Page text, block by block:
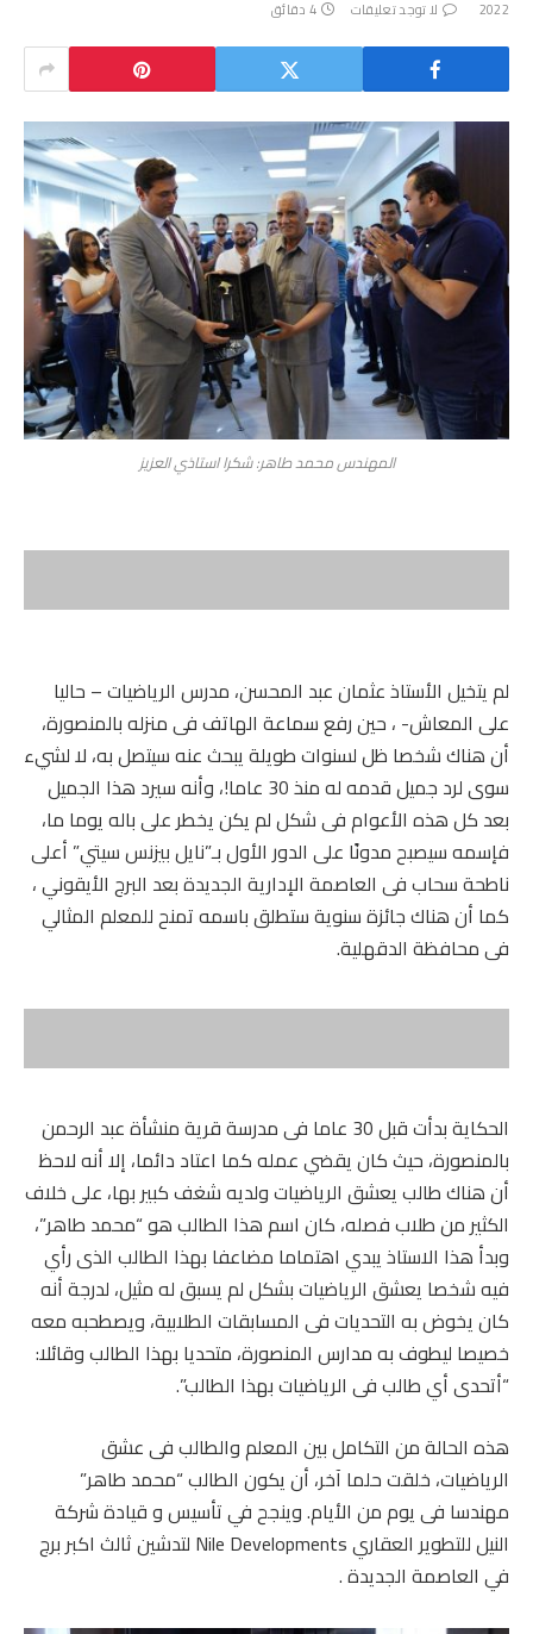
2022
لا توجد تعليقات 4 دقائق
المهندس محمد طاهر: شكرا استاذي العزيز
لم يتخيل الأستاذ عثمان عبد المحسن، مدرس الرياضيات – حاليا
على المعاش- ، حين رفع سماعة الهاتف فى منزله بالمنصورة،
أن هناك شخصا ظل لسنوات طويلة يبحث عنه سيتصل به، لا لشيء
سوى لرد جميل قدمه له منذ 30 عاما!، وأنه سيرد هذا الجميل
بعد كل هذه الأعوام فى شكل لم يكن يخطر على باله يوما ما،
فإسمه سيصبح مدونًا على الدور الأول بـ”نايل بيزنس سيتي” أعلى
ناطحة سحاب فى العاصمة الإدارية الجديدة بعد البرج الأيقوني ،
كما أن هناك جائزة سنوية ستطلق باسمه تمنح للمعلم المثالي
فى محافظة الدقهلية.
الحكاية بدأت قبل 30 عاما فى مدرسة قرية منشأة عبد الرحمن
بالمنصورة، حيث كان يقضي عمله كما اعتاد دائما، إلا أنه لاحظ
أن هناك طالب يعشق الرياضيات ولديه شغف كبير بها، على خلاف
الكثير من طلاب فصله، كان اسم هذا الطالب هو “محمد طاهر”،
وبدأ هذا الاستاذ يبدي اهتماما مضاعفا بهذا الطالب الذى رأي
فيه شخصا يعشق الرياضيات بشكل لم يسبق له مثيل، لدرجة أنه
كان يخوض به التحديات فى المسابقات الطلابية، ويصطحبه معه
خصيصا ليطوف به مدارس المنصورة، متحديا بهذا الطالب وقائلا:
“أتحدى أي طالب فى الرياضيات بهذا الطالب”.
هذه الحالة من التكامل بين المعلم والطالب فى عشق
الرياضيات، خلقت حلما آخر، أن يكون الطالب “محمد طاهر”
مهندسا فى يوم من الأيام. وينجح في تأسيس و قيادة شركة
النيل للتطوير العقاري Nile Developments لتدشين ثالث اكبر برج
في العاصمة الجديدة .